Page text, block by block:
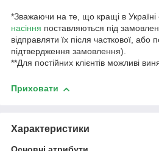
*Зважаючи на те, що кращі в Україні
насіння поставляються під
відправляти їх після часткової,
підтвердження замовлення).
**Для постійних клієнтів можливі
Приховати
Характеристики
Основні атрибути